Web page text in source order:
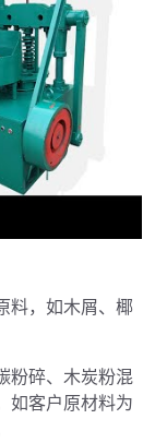
料，如木屑、椰
粉碎、木炭粉混
如客户原材料为